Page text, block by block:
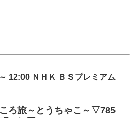
12:00 ＮＨＫ ＢＳプレミアム
ろ旅～とうちゃこ～▽785